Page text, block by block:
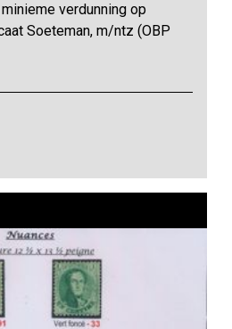
verdunning op
Soeteman, m/ntz (OBP